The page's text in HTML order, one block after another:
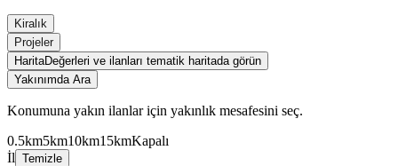
Kiralık
Projeler
HaritaDeğerleri ve ilanları tematik haritada görün
Yakınımda Ara
Konumuna yakın ilanlar için yakınlık mesafesini seç.
0.5km5km10km15kmKapalı
İl Temizle